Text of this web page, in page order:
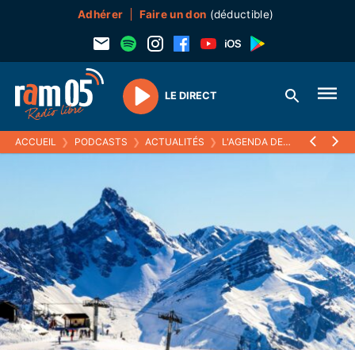
Adhérer Faire un don (déductible)
Play
LE DIRECT
ACCUEIL ❯ PODCASTS ❯ ACTUALITÉS ❯ L'AGENDA DES NEIGES ❯